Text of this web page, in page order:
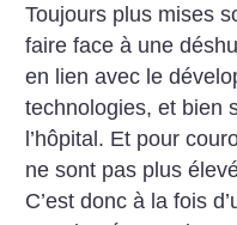
Toujours plus mises
faire face à une
en lien avec le
technologies, et bien
l’hôpital. Et pour
ne sont pas plus
C’est donc à la fois